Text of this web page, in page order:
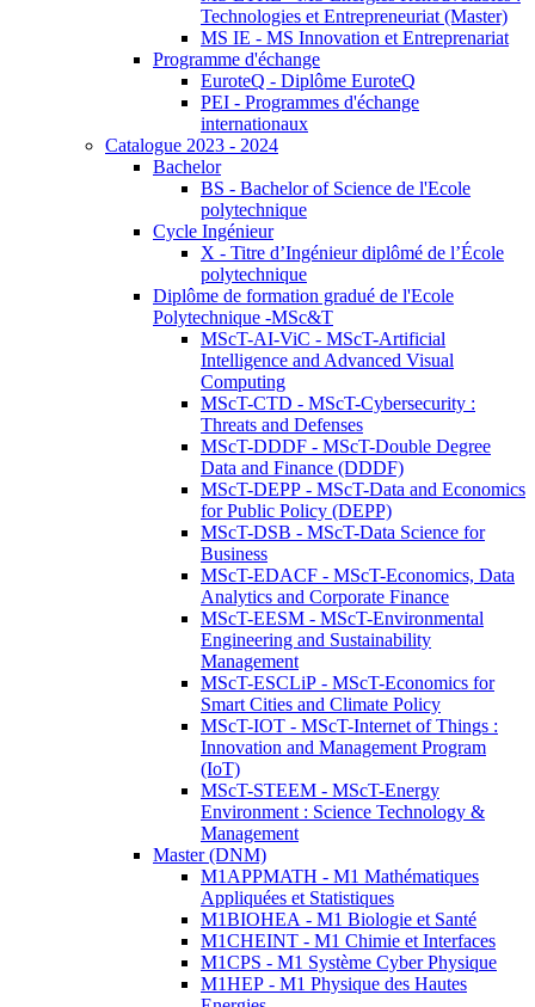
Technologies et Entrepreneuriat (Master)
MS IE - MS Innovation et Entreprenariat
Programme d'échange
EuroteQ - Diplôme EuroteQ
PEI - Programmes d'échange
internationaux
Catalogue 2023 - 2024
Bachelor
BS - Bachelor of Science de l'Ecole
polytechnique
Cycle Ingénieur
X - Titre d’Ingénieur diplômé de l’École
polytechnique
Diplôme de formation gradué de l'Ecole
Polytechnique -MSc&T
MScT-AI-ViC - MScT-Artificial
Intelligence and Advanced Visual
Computing
MScT-CTD - MScT-Cybersecurity :
Threats and Defenses
MScT-DDDF - MScT-Double Degree
Data and Finance (DDDF)
MScT-DEPP - MScT-Data and Economics
for Public Policy (DEPP)
MScT-DSB - MScT-Data Science for
Business
MScT-EDACF - MScT-Economics, Data
Analytics and Corporate Finance
MScT-EESM - MScT-Environmental
Engineering and Sustainability
Management
MScT-ESCLiP - MScT-Economics for
Smart Cities and Climate Policy
MScT-IOT - MScT-Internet of Things :
Innovation and Management Program
(IoT)
MScT-STEEM - MScT-Energy
Environment : Science Technology &
Management
Master (DNM)
M1APPMATH - M1 Mathématiques
Appliquées et Statistiques
M1BIOHEA - M1 Biologie et Santé
M1CHEINT - M1 Chimie et Interfaces
M1CPS - M1 Système Cyber Physique
M1HEP - M1 Physique des Hautes